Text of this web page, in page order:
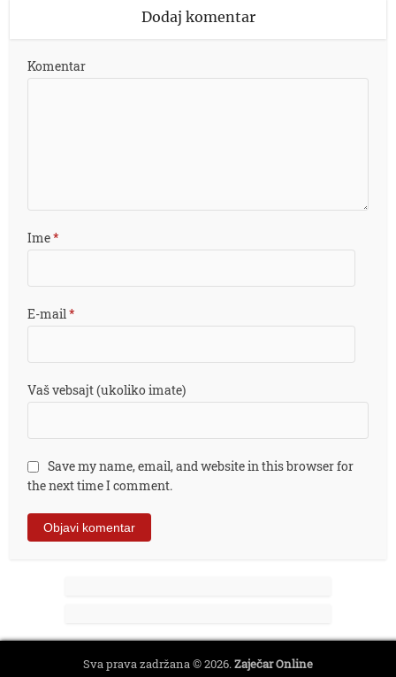
Dodaj komentar
Komentar
Ime*
E-mail*
Vaš vebsajt (ukoliko imate)
Save my name, email, and website in this browser for
the next time I comment.
Sva prava zadržana © 2026.Zaječar Online